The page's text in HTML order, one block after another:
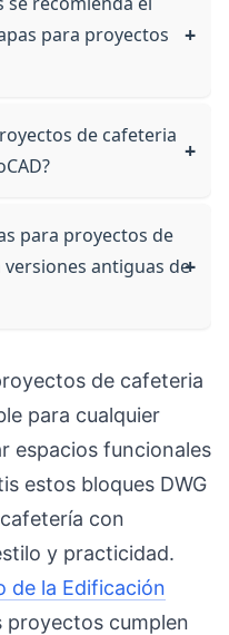
para proyectos
de cafeteria
para proyectos de
antiguas de
de cafeteria
para cualquier
espacios funcionales
estos bloques DWG
con
y practicidad.
de la Edificación
proyectos cumplen